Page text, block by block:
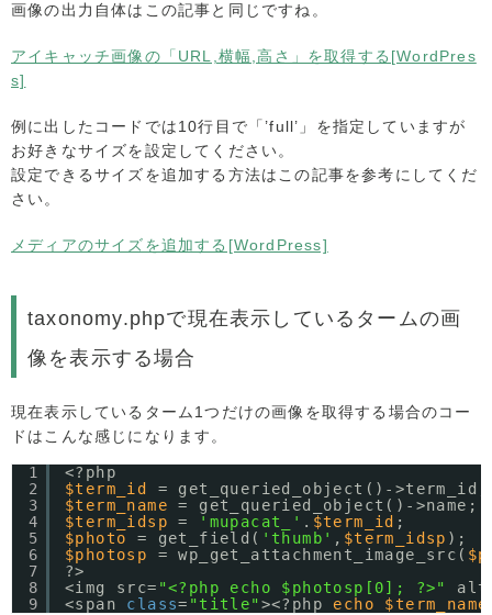
画像の出力自体はこの記事と同じですね。
アイキャッチ画像の「URL,横幅,高さ」を取得する[WordPres
s]
例に出したコードでは10行目で「’full’」を指定していますが
お好きなサイズを設定してください。
設定できるサイズを追加する方法はこの記事を参考にしてくだ
さい。
メディアのサイズを追加する[WordPress]
taxonomy.phpで現在表示しているタームの画
像を表示する場合
現在表示しているターム1つだけの画像を取得する場合のコー
ドはこんな感じになります。
1
2
3
4
5
6
7
8
9
<?php
$term_id
= get_queried_object()->term_id;
$term_name
= get_queried_object()->name;
$term_idsp
= 'mupacat_' . $term_id ;
$photo
= get_field( 'thumb' , $term_idsp );
$photosp
= wp_get_attachment_image_src(
?>
<img src= "<?php echo $photosp[0]; ?>"
<span class= "title"><?php echo $term_name